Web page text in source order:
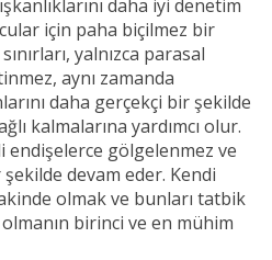
daha iyi denetim
için paha biçilmez bir
yalnızca parasal
aynı zamanda
daha gerçekçi bir şekilde
kalmalarına yardımcı olur.
endişelerce gölgelenmez ve
devam eder. Kendi
olmak ve bunları tatbik
birinci ve en mühim